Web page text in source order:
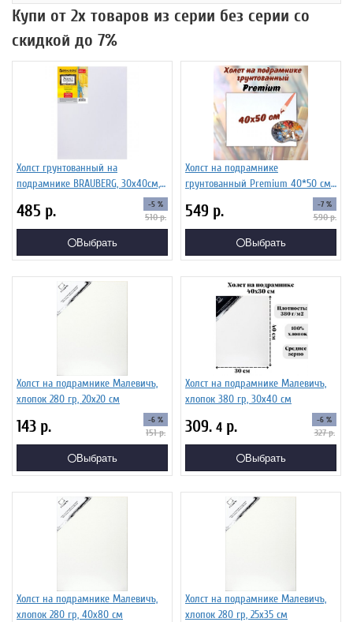
Купи от 2х товаров из серии без серии со
скидкой до 7%
Холст грунтованный на
подрамнике BRAUBERG, 30х40см,
190645
485 р. -5 %
510р.
Выбрать
Холст на подрамнике
грунтованный Premium 40*50 см
549 р. -7 %
590р.
Выбрать
Холст на подрамнике Малевичъ,
хлопок 280 гр, 20х20 см
143 р. -6 %
151р.
Выбрать
Холст на подрамнике Малевичъ,
хлопок 380 гр, 30x40 см
309. 4 р. -6 %
327р.
Выбрать
Холст на подрамнике Малевичъ,
хлопок 280 гр, 40х80 см
Холст на подрамнике Малевичъ,
хлопок 280 гр, 25х35 см